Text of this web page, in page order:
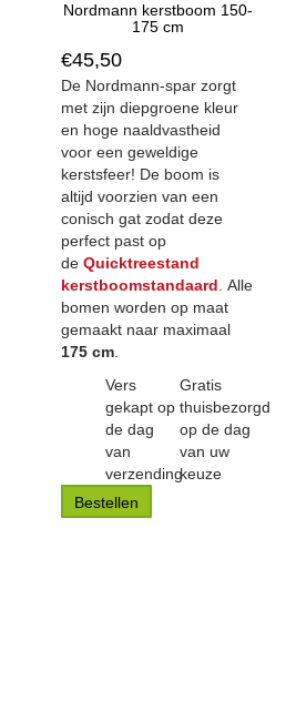
Nordmann kerstboom 150-
175 cm
€45,50
De Nordmann-spar zorgt
met zijn diepgroene kleur
en hoge naaldvastheid
voor een geweldige
kerstsfeer! De boom is
altijd voorzien van een
conisch gat zodat deze
perfect past op
de Quicktreestand
kerstboomstandaard. Alle
bomen worden op maat
gemaakt naar maximaal
175 cm.
Vers
gekapt op
de dag
van
verzending
Gratis
thuisbezorgd
op de dag
van uw
keuze
Bestellen